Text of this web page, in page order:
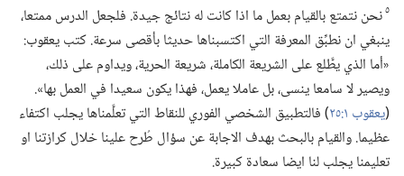
٥نحن نتمتع بالقيام بعمل ما اذا كانت له نتائج جيدة.‏ فلجعل الدرس ممتعا،‏
ينبغي ان نطبِّق المعرفة التي اكتسبناها حديثا بأقصى سرعة.‏ كتب يعقوب:‏
«أما الذي يطَّلع على الشريعة الكاملة،‏ شريعة الحرية،‏ ويداوم على ذلك،‏
ويصير لا سامعا ينسى،‏ بل عاملا يعمل،‏ فهذا يكون سعيدا في العمل بها».‏
(‏يعقوب ١:‏٢٥
‏)‏ فالتطبيق الشخصي الفوري للنقاط التي تعلَّمناها يجلب اكتفاء
عظيما.‏ والقيام بالبحث بهدف الاجابة عن سؤال طُرح علينا خلال كرازتنا او
تعليمنا يجلب لنا ايضا سعادة كبيرة.‏